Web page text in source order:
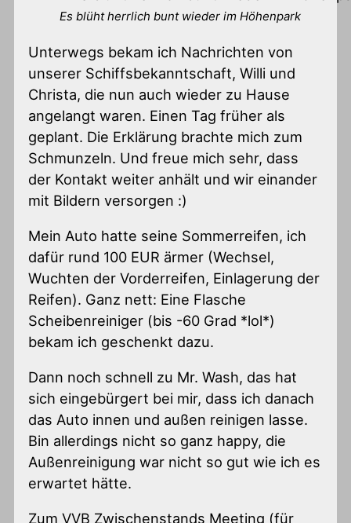
Es blüht herrlich bunt wieder im Höhenpark
Unterwegs bekam ich Nachrichten von
unserer Schiffsbekanntschaft, Willi und
Christa, die nun auch wieder zu Hause
angelangt waren. Einen Tag früher als
geplant. Die Erklärung brachte mich zum
Schmunzeln. Und freue mich sehr, dass
der Kontakt weiter anhält und wir einander
mit Bildern versorgen :)
Mein Auto hatte seine Sommerreifen, ich
dafür rund 100 EUR ärmer (Wechsel,
Wuchten der Vorderreifen, Einlagerung der
Reifen). Ganz nett: Eine Flasche
Scheibenreiniger (bis -60 Grad *lol*)
bekam ich geschenkt dazu.
Dann noch schnell zu Mr. Wash, das hat
sich eingebürgert bei mir, dass ich danach
das Auto innen und außen reinigen lasse.
Bin allerdings nicht so ganz happy, die
Außenreinigung war nicht so gut wie ich es
erwartet hätte.
Zum VVB Zwischenstands Meeting (für